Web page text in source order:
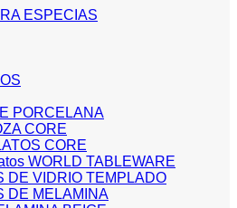
ESPECIAS
PORCELANA
CORE
CORE
WORLD TABLEWARE
DE VIDRIO TEMPLADO
DE MELAMINA